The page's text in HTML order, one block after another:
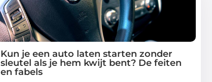
Kun je een auto laten starten zonder
sleutel als je hem kwijt bent? De feiten
en fabels